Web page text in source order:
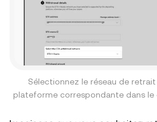
Sélectionnez le réseau de
plateforme correspondante dans le